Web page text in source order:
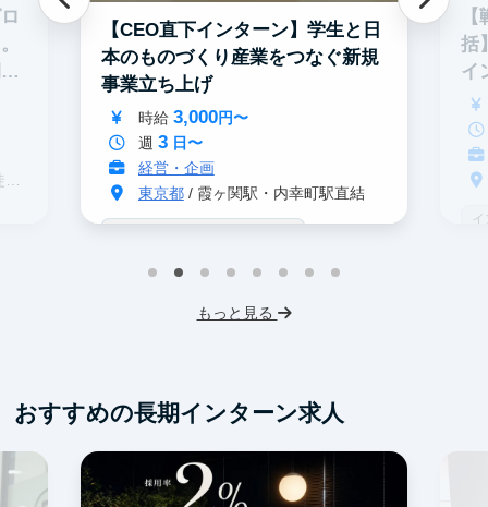
【CEO直下インターン】学生と日
本のものづくり産業をつなぐ新規
事業立ち上げ
時給 3,000円〜
週 3日〜
経営・企画
東京都/ 霞ヶ関駅・内幸町駅直結
インターン生10人以上在籍 事業立案
括
イ
もっと見る
おすすめの長期インターン求人